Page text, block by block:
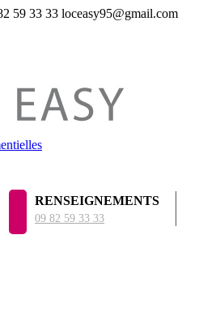
59 33 33 loceasy95@gmail.com
RENSEIGNEMENTS
09 82 59 33 33